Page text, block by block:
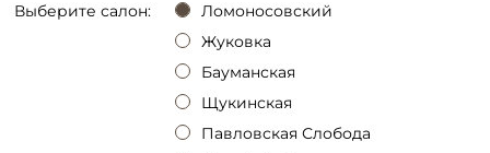
Выберите салон:
Ломоносовский
Жуковка
Бауманская
Щукинская
Павловская Слобода